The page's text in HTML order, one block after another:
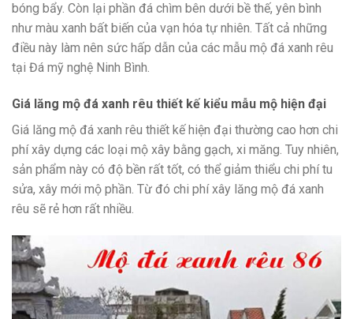
bóng bẩy. Còn lại phần đá chìm bên dưới bề thế, yên bình
như màu xanh bất biến của vạn hóa tự nhiên. Tất cả những
điều này làm nên sức hấp dẫn của các mẫu mộ đá xanh rêu
tại Đá mỹ nghệ Ninh Bình.
Giá lăng mộ đá xanh rêu thiết kế kiểu mẫu mộ hiện đại
Giá lăng mộ đá xanh rêu thiết kế hiện đại thường cao hơn chi
phí xây dựng các loại mộ xây bằng gạch, xi măng. Tuy nhiên,
sản phẩm này có độ bền rất tốt, có thể giảm thiểu chi phí tu
sửa, xây mới mộ phần. Từ đó chi phí xây lăng mộ đá xanh
rêu sẽ rẻ hơn rất nhiều.